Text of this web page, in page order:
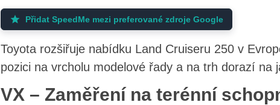
Přidat SpeedMe mezi preferované zdroje Google
Toyota rozšiřuje nabídku Land Cruiseru 250 v
pozici na vrcholu modelové řady a na trh dorazí na
VX – Zaměření na terénní